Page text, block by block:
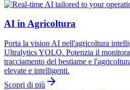
AI in Agricoltura
Porta la vision AI nell'agricoltura
Ultralytics YOLO. Potenzia il
tracciamento del bestiame e
elevate e intelligenti.
Scopri di più